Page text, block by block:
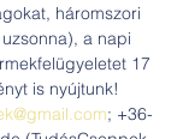
háromszori
a napi
17
is nyújtunk!
; +36-